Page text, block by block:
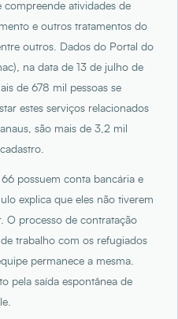
atividades de
e outros tratamentos do
outros. Dados do Portal do
na data de 13 de julho de
de 678 mil pessoas se
estes serviços relacionados
são mais de 3,2 mil
66 possuem conta bancária e
explica que eles não tiverem
O processo de contratação
trabalho com os refugiados
permanece a mesma.
pela saída espontânea de